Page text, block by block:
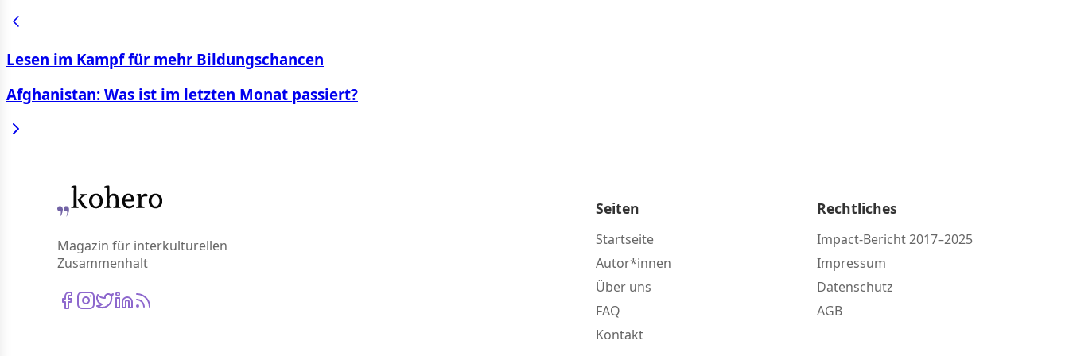
Lesen im Kampf für mehr Bildungschancen
Afghanistan: Was ist im letzten Monat passiert?
Magazin für interkulturellen
Zusammenhalt
Seiten
Startseite
Autor*innen
Über uns
FAQ
Kontakt
Rechtliches
Impact-Bericht 2017–2025
Impressum
Datenschutz
AGB